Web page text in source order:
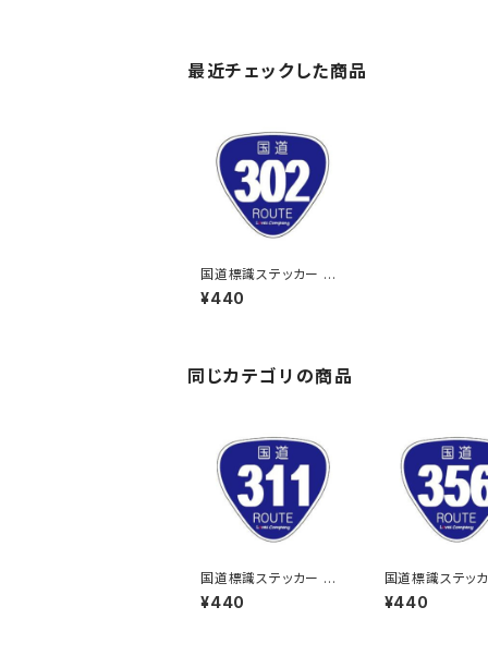
最近チェックした商品
国道標識ステッカー 30
2号線
¥440
同じカテゴリの商品
国道標識ステッカー 31
1号線
¥440
国道標識ステッ
6号線
¥440